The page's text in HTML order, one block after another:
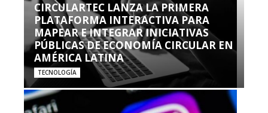
CIRCULARTEC LANZA LA PRIMERA
PLATAFORMA INTERACTIVA PARA
MAPEAR E INTEGRAR INICIATIVAS
PÚBLICAS DE ECONOMÍA CIRCULAR EN
AMÉRICA LATINA
TECNOLOGÍA